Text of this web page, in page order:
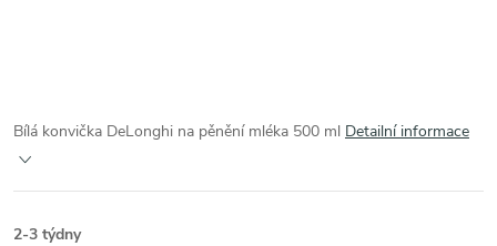
Bílá konvička DeLonghi na pěnění mléka 500 ml Detailní informace
2-3 týdny